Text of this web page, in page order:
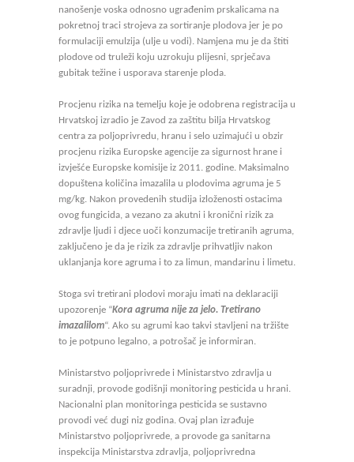
nanošenje voska odnosno ugrađenim prskalicama na
pokretnoj traci strojeva za sortiranje plodova jer je po
formulaciji emulzija (ulje u vodi). Namjena mu je da štiti
plodove od truleži koju uzrokuju plijesni, sprječava
gubitak težine i usporava starenje ploda.
Procjenu rizika na temelju koje je odobrena registracija u
Hrvatskoj izradio je Zavod za zaštitu bilja Hrvatskog
centra za poljoprivredu, hranu i selo uzimajući u obzir
procjenu rizika Europske agencije za sigurnost hrane i
izvješće Europske komisije iz 2011. godine. Maksimalno
dopuštena količina imazalila u plodovima agruma je 5
mg/kg. Nakon provedenih studija izloženosti ostacima
ovog fungicida, a vezano za akutni i kronični rizik za
zdravlje ljudi i djece uoči konzumacije tretiranih agruma,
zaključeno je da je rizik za zdravlje prihvatljiv nakon
uklanjanja kore agruma i to za limun, mandarinu i limetu.
Stoga svi tretirani plodovi moraju imati na deklaraciji
upozorenje “Kora agruma nije za jelo. Tretirano
imazalilom“. Ako su agrumi kao takvi stavljeni na tržište
to je potpuno legalno, a potrošač je informiran.
Ministarstvo poljoprivrede i Ministarstvo zdravlja u
suradnji, provode godišnji monitoring pesticida u hrani.
Nacionalni plan monitoringa pesticida se sustavno
provodi već dugi niz godina. Ovaj plan izrađuje
Ministarstvo poljoprivrede, a provode ga sanitarna
inspekcija Ministarstva zdravlja, poljoprivredna